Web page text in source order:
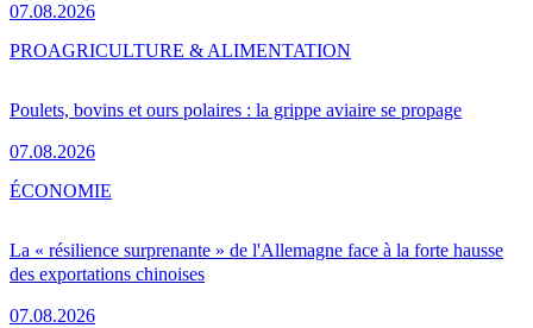
07.08.2026
Poulets, bovins et ours polaires : la grippe aviaire se propage
07.08.2026
PROAGRICULTURE & ALIMENTATION
La « résilience surprenante » de l'Allemagne face à la forte hausse
des exportations chinoises
07.08.2026
ÉCONOMIE